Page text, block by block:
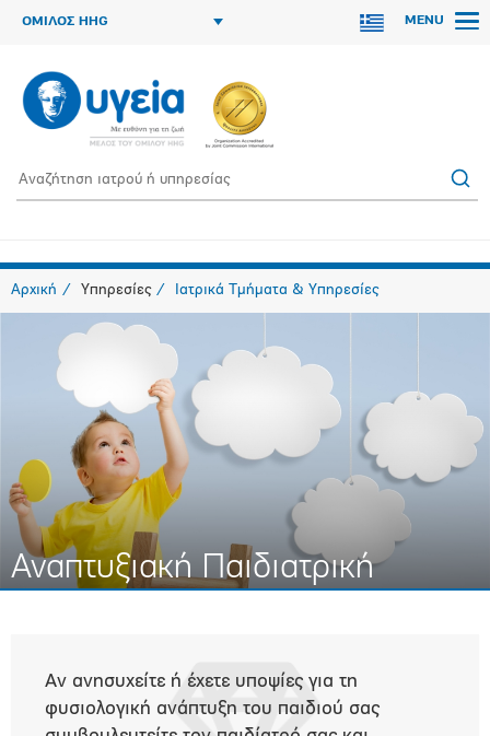
ΟΜΙΛΟΣ HHG MENU
Αρχική Υπηρεσίες Ιατρικά Τμήματα & Υπηρεσίες
Αναπτυξιακή Παιδιατρική
Αν ανησυχείτε ή έχετε υποψίες για τη
φυσιολογική ανάπτυξη του παιδιού σας